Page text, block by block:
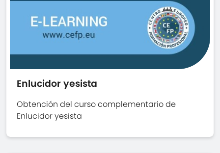
Enlucidor yesista
Obtención del curso complementario de
Enlucidor yesista